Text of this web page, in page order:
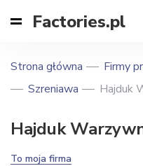
Factories.pl
Strona główna Firmy
Szreniawa
Hajduk
Hajduk
To moja firma